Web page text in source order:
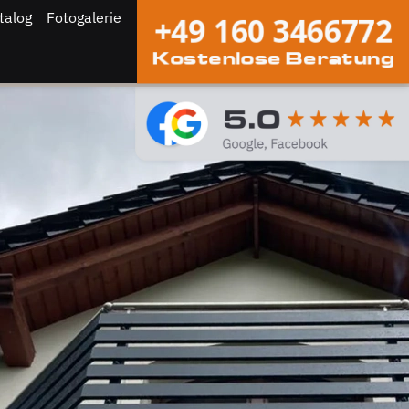
Fotogalerie +49 160 3466772
Kostenlose Beratung